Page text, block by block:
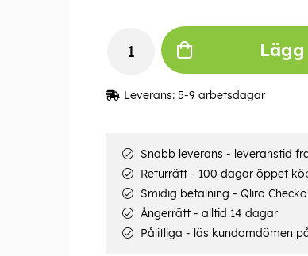
Leverans: 5-9 arbetsdagar
Snabb leverans - leveranstid
Returrätt - 100 dagar öppet
Smidig betalning - Qliro
Ångerrätt - alltid 14 dagar
Pålitliga - läs kundomdömen